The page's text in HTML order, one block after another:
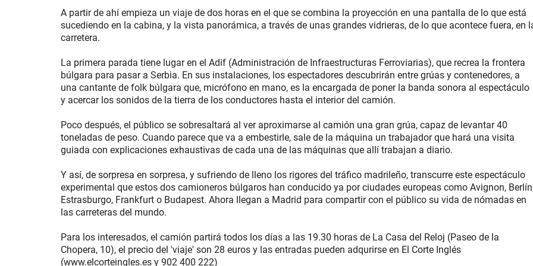
A partir de ahí empieza un viaje de dos horas en el que se combina la proyección en una pantalla de lo que está
sucediendo en la cabina, y la vista panorámica, a través de unas grandes vidrieras, de lo que acontece fuera, en
carretera.
La primera parada tiene lugar en el Adif (Administración de Infraestructuras Ferroviarias), que recrea la frontera
búlgara para pasar a Serbia. En sus instalaciones, los espectadores descubrirán entre grúas y contenedores, a
una cantante de folk búlgara que, micrófono en mano, es la encargada de poner la banda sonora al espectáculo
y acercar los sonidos de la tierra de los conductores hasta el interior del camión.
Poco después, el público se sobresaltará al ver aproximarse al camión una gran grúa, capaz de levantar 40
toneladas de peso. Cuando parece que va a embestirle, sale de la máquina un trabajador que hará una visita
guiada con explicaciones exhaustivas de cada una de las máquinas que allí trabajan a diario.
Y así, de sorpresa en sorpresa, y sufriendo de lleno los rigores del tráfico madrileño, transcurre este espectáculo
experimental que estos dos camioneros búlgaros han conducido ya por ciudades europeas como Avignon,
Estrasburgo, Frankfurt o Budapest. Ahora llegan a Madrid para compartir con el público su vida de nómadas en
las carreteras del mundo.
Para los interesados, el camión partirá todos los días a las 19.30 horas de La Casa del Reloj (Paseo de la
Chopera, 10), el precio del 'viaje' son 28 euros y las entradas pueden adqurirse en El Corte Inglés
(www.elcorteingles.es y 902 400 222)